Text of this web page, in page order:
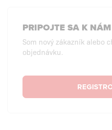
PRIPOJTE SA K NÁM
Som nový zákazník alebo
objednávku.